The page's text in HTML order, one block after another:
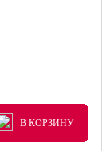
В КОРЗИНУ
В КОРЗИНУ
В КОРЗИНУ